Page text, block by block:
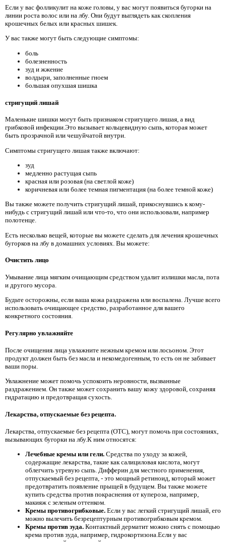
Если у вас фолликулит на коже головы, у вас могут появиться бугорки на
линии роста волос или на лбу. Они будут выглядеть как скопления
крошечных белых или красных шишек.
У вас также могут быть следующие симптомы:
боль
болезненность
зуд и жжение
волдыри, заполненные гноем
большая опухшая шишка
стригущий лишай
Маленькие шишки могут быть признаком стригущего лишая, a вид
грибковой инфекции.Это вызывает кольцевидную сыпь, которая может
быть прозрачной или чешуйчатой ​​внутри.
Симптомы стригущего лишая также включают:
зуд
медленно растущая сыпь
красная или розовая (на светлой коже)
коричневая или более темная пигментация (на более темной коже)
Вы также можете получить стригущий лишай, прикоснувшись к кому-
нибудь с стригущий лишай или что-то, что они использовали, например
полотенце.
Есть несколько вещей, которые вы можете сделать для лечения крошечных
бугорков на лбу в домашних условиях. Вы можете:
Очистить лицо
Умывание лица мягким очищающим средством удалит излишки масла, пота
и другого мусора.
Будьте осторожны, если ваша кожа раздражена или воспалена. Лучше всего
использовать очищающее средство, разработанное для вашего
конкретного состояния.
Регулярно увлажняйте
После очищения лица увлажните нежным кремом или лосьоном. Этот
продукт должен быть без масла и некомедогенным, то есть он не забивает
ваши поры.
Увлажнение может помочь успокоить неровности, вызванные
раздражением. Он также может сохранить вашу кожу здоровой, сохраняя
гидратацию и предотвращая сухость.
Лекарства, отпускаемые без рецепта.
Лекарства, отпускаемые без рецепта (OTC), могут помочь при состояниях,
вызывающих бугорки на лбу.К ним относятся:
Лечебные кремы или гели. Средства по уходу за кожей,
содержащие лекарства, такие как салициловая кислота, могут
облегчить угревую сыпь. Дифферин для местного применения,
отпускаемый без рецепта, - это мощный ретиноид, который может
предотвратить появление прыщей в будущем. Вы также можете
купить средства против покраснения от купероза, например,
макияж с зеленым оттенком.
Кремы противогрибковые. Если у вас легкий стригущий лишай, его
можно вылечить безрецептурным противогрибковым кремом.
Кремы против зуда. Контактный дерматит можно снять с помощью
крема против зуда, например, гидрокортизона.Если у вас